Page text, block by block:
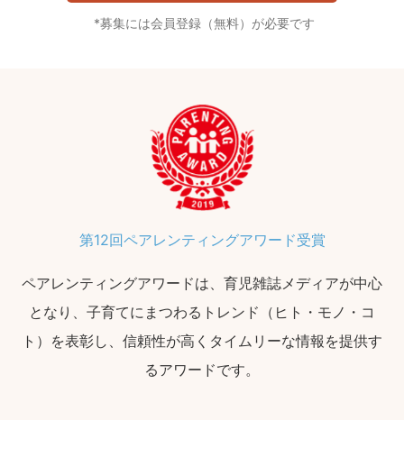
募集には会員登録（無料）が必要です
第12回ペアレンティングアワード受賞
ペアレンティングアワードは、育児雑誌メディアが中心
となり、子育てにまつわるトレンド（ヒト・モノ・コ
ト）を表彰し、信頼性が高くタイムリーな情報を提供す
るアワードです。